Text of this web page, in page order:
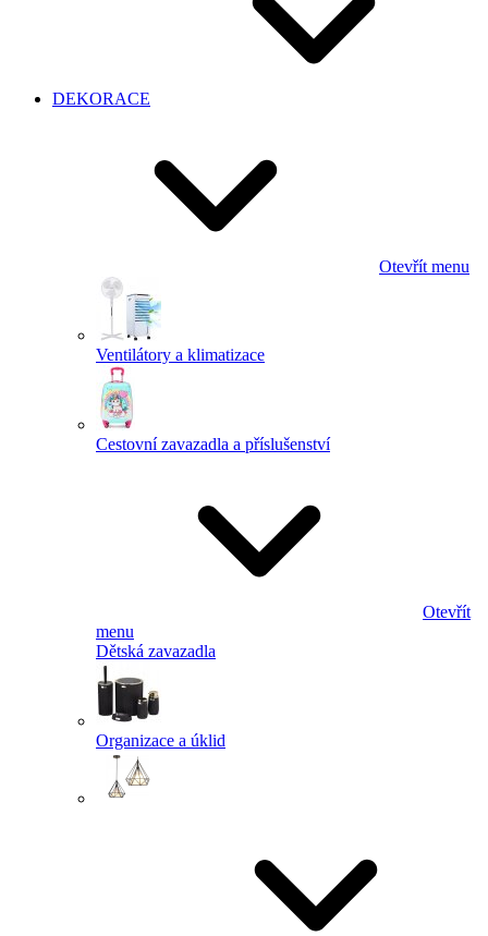
DEKORACE
Otevřít menu
Ventilátory a klimatizace
Cestovní zavazadla a příslušenství
Otevřít
menu
Dětská zavazadla
Organizace a úklid